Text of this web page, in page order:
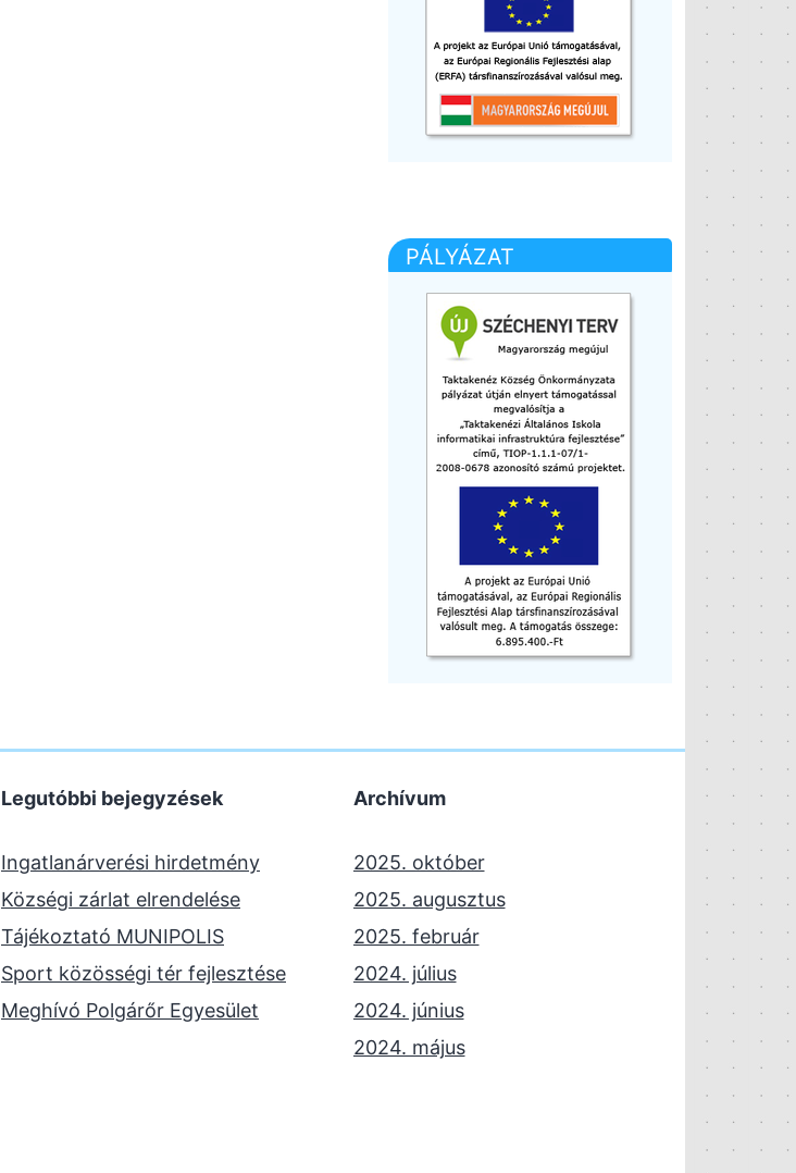
PÁLYÁZAT
Legutóbbi bejegyzések
Ingatlanárverési hirdetmény
Községi zárlat elrendelése
Tájékoztató MUNIPOLIS
Sport közösségi tér fejlesztése
Meghívó Polgárőr Egyesület
Archívum
2025. október
2025. augusztus
2025. február
2024. július
2024. június
2024. május